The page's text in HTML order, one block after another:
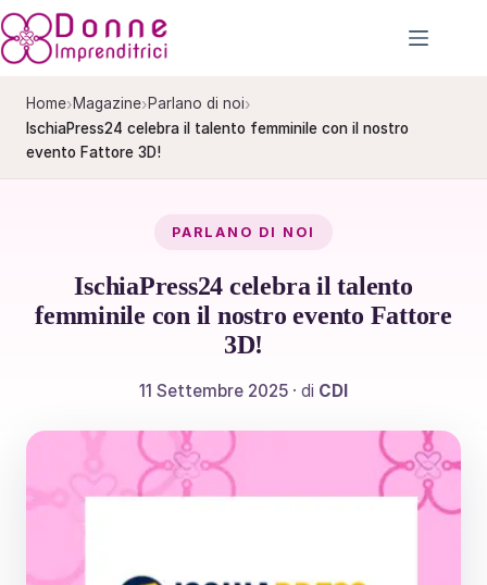
Salta
al
Home›Magazine›Parlano di noi›
IschiaPress24 celebra il talento femminile con il nostro
evento Fattore 3D!
PARLANO DI NOI
IschiaPress24 celebra il talento
femminile con il nostro evento Fattore
3D!
11 Settembre 2025 · di CDI